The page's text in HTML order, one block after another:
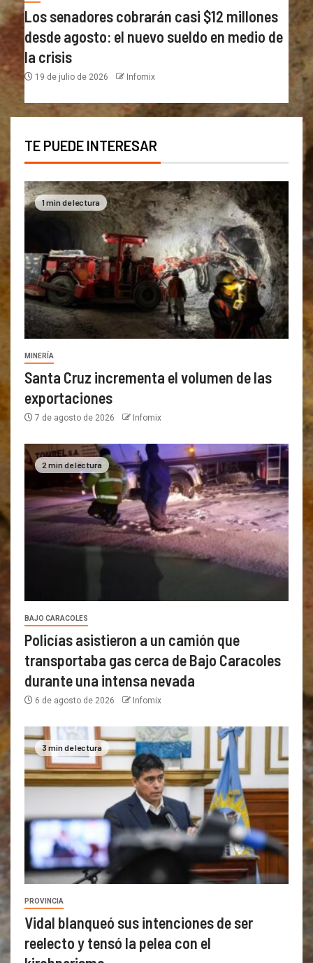
Los senadores cobrarán casi $12 millones
desde agosto: el nuevo sueldo en medio de
la crisis
19 de julio de 2026 Infomix
TE PUEDE INTERESAR
1 min de lectura
MINERÍA
Santa Cruz incrementa el volumen de las
exportaciones
7 de agosto de 2026 Infomix
2 min de lectura
BAJO CARACOLES
Policías asistieron a un camión que
transportaba gas cerca de Bajo Caracoles
durante una intensa nevada
6 de agosto de 2026 Infomix
3 min de lectura
PROVINCIA
Vidal blanqueó sus intenciones de ser
reelecto y tensó la pelea con el